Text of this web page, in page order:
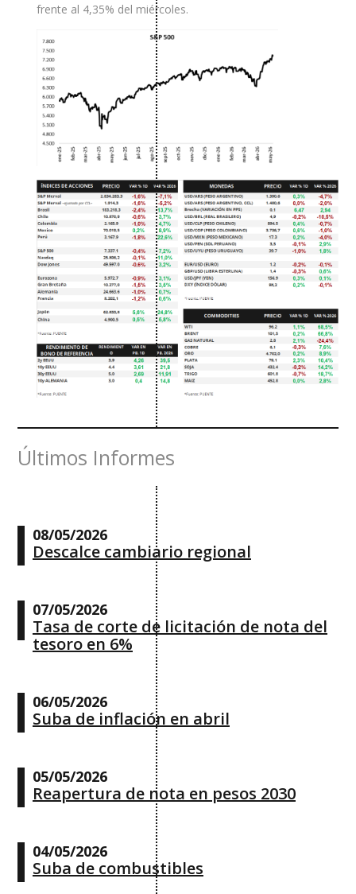
frente al 4,35% del miércoles.
Últimos Informes
08/05/2026
Descalce cambiario regional
07/05/2026
Tasa de corte de licitación de nota del
tesoro en 6%
06/05/2026
Suba de inflación en abril
05/05/2026
Reapertura de nota en pesos 2030
04/05/2026
Suba de combustibles